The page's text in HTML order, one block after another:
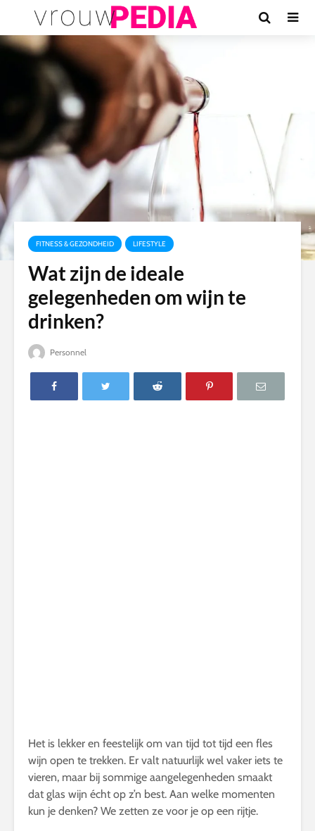
FITNESS & GEZONDHEID LIFESTYLE
Wat zijn de ideale
gelegenheden om wijn te
drinken?
Personnel
Het is lekker en feestelijk om van tijd tot tijd een fles
wijn open te trekken. Er valt natuurlijk wel vaker iets te
vieren, maar bij sommige aangelegenheden smaakt
dat glas wijn écht op z’n best. Aan welke momenten
kun je denken? We zetten ze voor je op een rijtje.